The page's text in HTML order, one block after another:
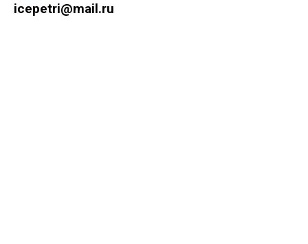
icepetri@mail.ru